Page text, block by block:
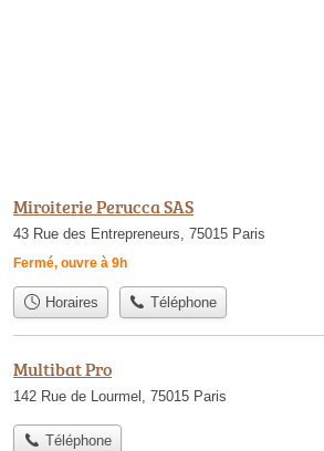
Miroiterie Perucca SAS
43 Rue des Entrepreneurs, 75015 Paris
Fermé, ouvre à 9h
Horaires Téléphone
Multibat Pro
142 Rue de Lourmel, 75015 Paris
Téléphone